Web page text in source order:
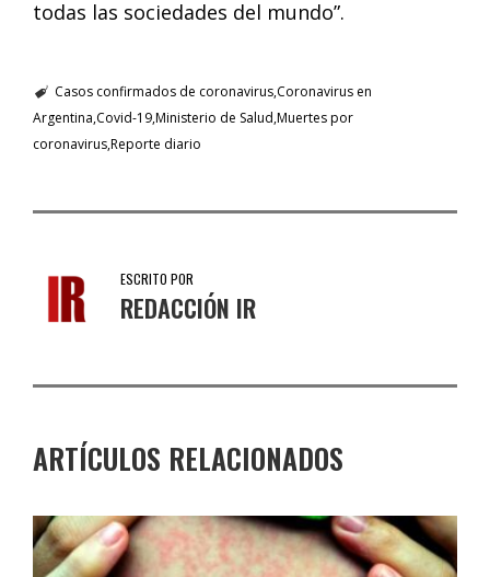
todas las sociedades del mundo”.
Casos confirmados de coronavirusCoronavirus en
Argentina Covid-19Ministerio de Salud Muertes por
coronavirusReporte diario
ESCRITO POR
REDACCIÓN IR
ARTÍCULOS RELACIONADOS